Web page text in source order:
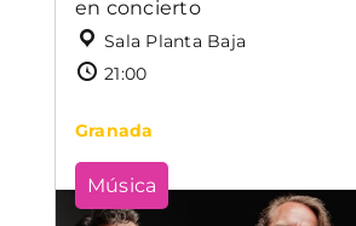
en concierto
Sala Planta Baja
21:00
Granada
Música